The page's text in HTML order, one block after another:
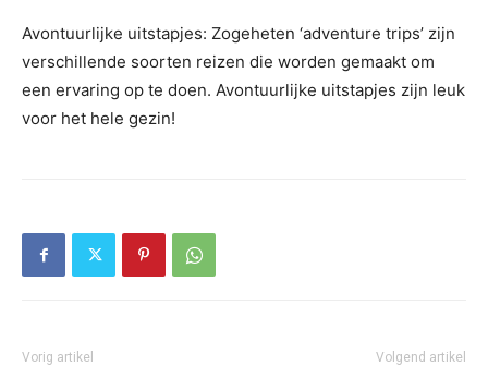
Avontuurlijke uitstapjes: Zogeheten ‘adventure trips’ zijn
verschillende soorten reizen die worden gemaakt om
een ervaring op te doen. Avontuurlijke uitstapjes zijn leuk
voor het hele gezin!
Vorig artikel Volgend artikel